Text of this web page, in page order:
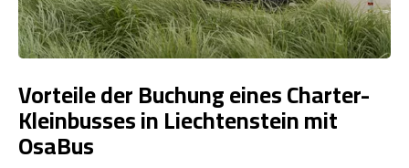
Vorteile der Buchung eines Charter-
Kleinbusses in Liechtenstein mit
OsaBus